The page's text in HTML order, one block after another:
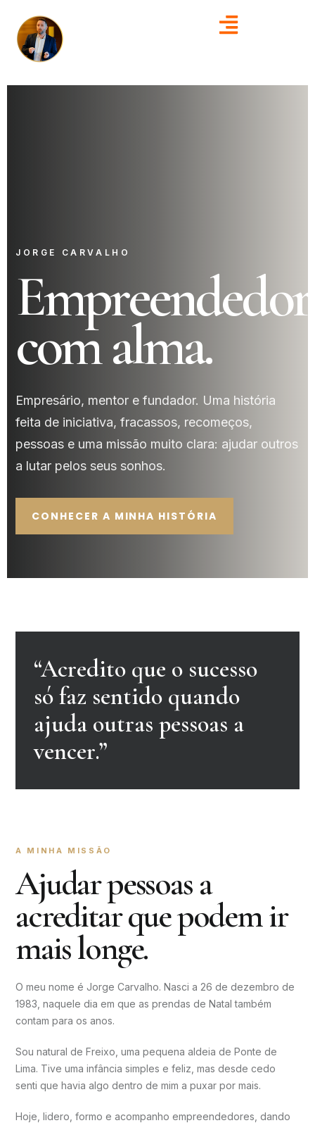
JORGE CARVALHO
com alma.
Empresário, mentor e fundador. Uma história
feita de iniciativa, fracassos, recomeços,
pessoas e uma missão muito clara: ajudar outros
a lutar pelos seus sonhos.
CONHECER A MINHA HISTÓRIA
“Acredito que o sucesso
só faz sentido quando
ajuda outras pessoas a
vencer.”
A MINHA MISSÃO
Ajudar pessoas a
acreditar que podem ir
mais longe.
O meu nome é Jorge Carvalho. Nasci a 26 de dezembro de
1983, naquele dia em que as prendas de Natal também
contam para os anos.
Sou natural de Freixo, uma pequena aldeia de Ponte de
Lima. Tive uma infância simples e feliz, mas desde cedo
senti que havia algo dentro de mim a puxar por mais.
Hoje, lidero, formo e acompanho empreendedores, dando